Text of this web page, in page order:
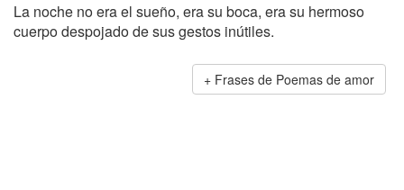
La noche no era el sueño, era su boca, era su hermoso
cuerpo despojado de sus gestos inútiles.
Frases de Poemas de amor